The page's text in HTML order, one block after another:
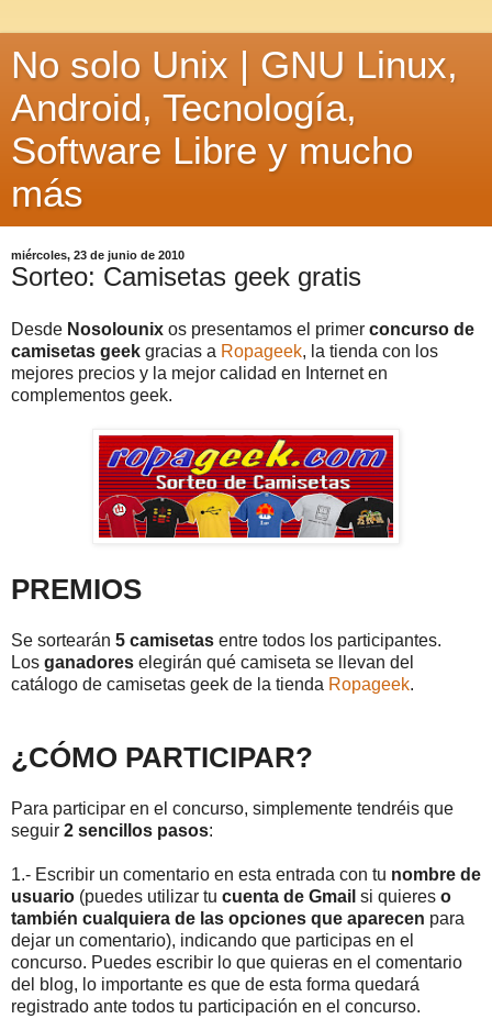
No solo Unix | GNU Linux,
Android, Tecnología,
Software Libre y mucho
más
miércoles, 23 de junio de 2010
Sorteo: Camisetas geek gratis
Desde Nosolounix os presentamos el primer concurso de
camisetas geek gracias a Ropageek, la tienda con los
mejores precios y la mejor calidad en Internet en
complementos geek.
PREMIOS
Se sortearán 5 camisetas entre todos los participantes.
Los ganadores elegirán qué camiseta se llevan del
catálogo de camisetas geek de la tienda Ropageek.
¿CÓMO PARTICIPAR?
Para participar en el concurso, simplemente tendréis que
seguir 2 sencillos pasos:
1.- Escribir un comentario en esta entrada con tu nombre de
usuario (puedes utilizar tu cuenta de Gmail si quieres o
también cualquiera de las opciones que aparecen para
dejar un comentario), indicando que participas en el
concurso. Puedes escribir lo que quieras en el comentario
del blog, lo importante es que de esta forma quedará
registrado ante todos tu participación en el concurso.